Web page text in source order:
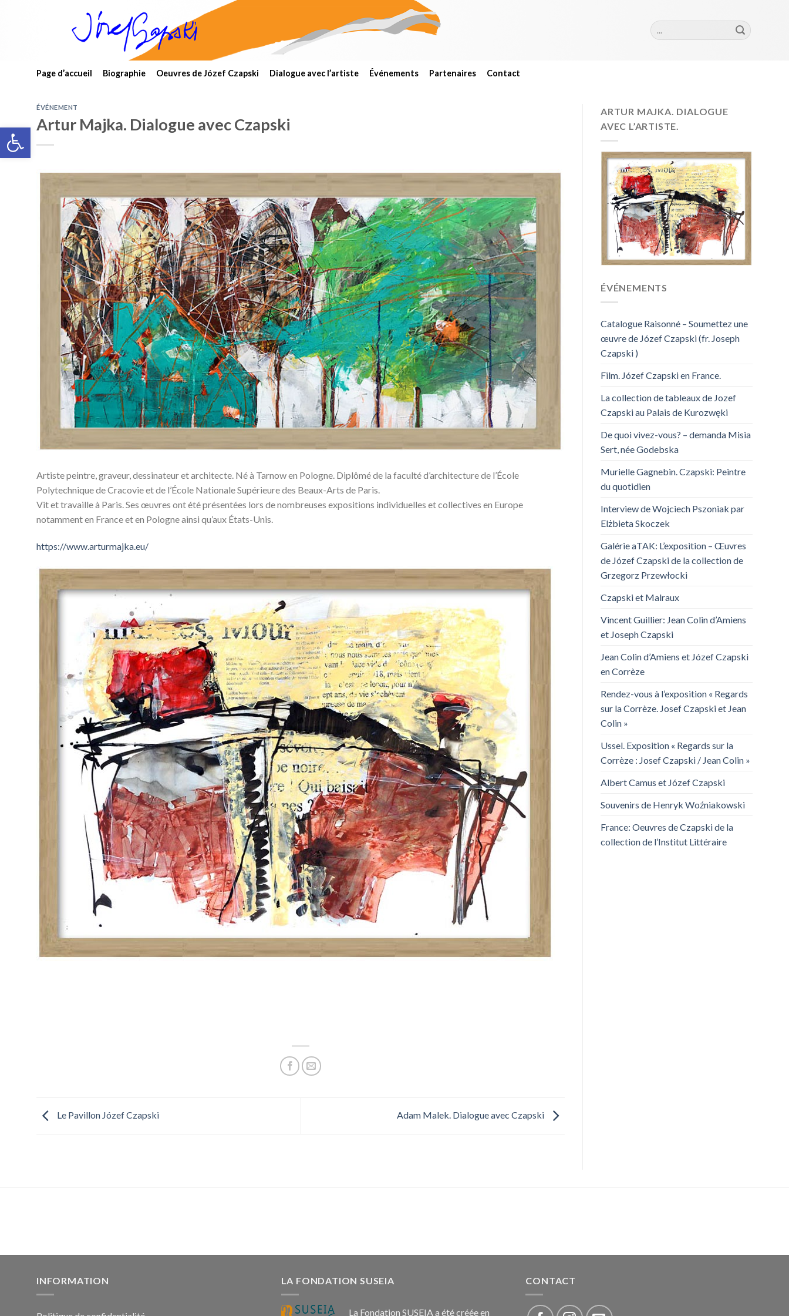
Open toolbar
Szukaj:
Page d’accueil Biographie Oeuvres de Józef Czapski Dialogue avec l’artiste Événements Partenaires Contact
ÉVÉNEMENT
Artur Majka. Dialogue avec Czapski
Artiste peintre, graveur, dessinateur et architecte. Né à Tarnow en Pologne. Diplômé de la faculté d’architecture de l’École
Polytechnique de Cracovie et de l’École Nationale Supérieure des Beaux-Arts de Paris.
Vit et travaille à Paris. Ses œuvres ont été présentées lors de nombreuses expositions individuelles et collectives en Europe
notamment en France et en Pologne ainsi qu’aux États-Unis.
https://www.arturmajka.eu/
Le Pavillon Józef Czapski Adam Malek. Dialogue avec Czapski
ARTUR MAJKA. DIALOGUE
AVEC L’ARTISTE.
ÉVÉNEMENTS
Catalogue Raisonné – Soumettez une
œuvre de Józef Czapski (fr. Joseph
Czapski )
Film. Józef Czapski en France.
La collection de tableaux de Jozef
Czapski au Palais de Kurozwęki
De quoi vivez-vous? – demanda Misia
Sert, née Godebska
Murielle Gagnebin. Czapski: Peintre
du quotidien
Interview de Wojciech Pszoniak par
Elżbieta Skoczek
Galérie aTAK: L’exposition – Œuvres
de Józef Czapski de la collection de
Grzegorz Przewłocki
Czapski et Malraux
Vincent Guillier: Jean Colin d’Amiens
et Joseph Czapski
Jean Colin d’Amiens et Józef Czapski
en Corrèze
Rendez-vous à l’exposition « Regards
sur la Corrèze. Josef Czapski et Jean
Colin »
Ussel. Exposition « Regards sur la
Corrèze : Josef Czapski / Jean Colin »
Albert Camus et Józef Czapski
Souvenirs de Henryk Woźniakowski
France: Oeuvres de Czapski de la
collection de l’Institut Littéraire
INFORMATION LA FONDATION SUSEIA
La Fondation SUSEIA a été créée en
CONTACT